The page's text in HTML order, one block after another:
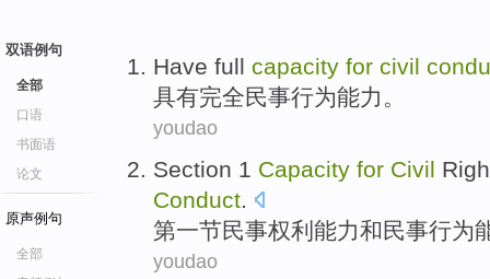
双语例句
全部
口语
书面语
论文
原声例句
全部
Have full capacity for civil
具有完全民事行为能力 。
youdao
Section 1 Capacity for Civil
Conduct.
第一节民事权利 能力和 民事行为
youdao